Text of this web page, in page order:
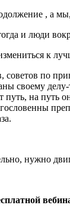
, а
и люди
к
по
своему
на путь
нужно